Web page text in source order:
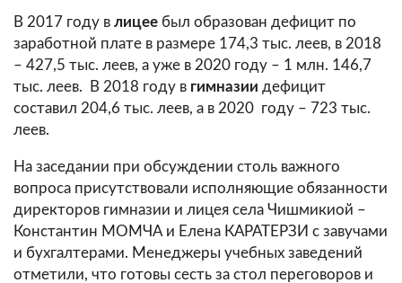
В 2017 году в лицее был образован дефицит по
заработной плате в размере 174,3 тыс. леев, в 2018
– 427,5 тыс. леев, а уже в 2020 году – 1 млн. 146,7
тыс. леев. В 2018 году в гимназии дефицит
составил 204,6 тыс. леев, а в 2020 году – 723 тыс.
леев.
На заседании при обсуждении столь важного
вопроса присутствовали исполняющие обязанности
директоров гимназии и лицея села Чишмикиой –
Константин МОМЧА и Елена КАРАТЕРЗИ с завучами
и бухгалтерами. Менеджеры учебных заведений
отметили, что готовы сесть за стол переговоров и